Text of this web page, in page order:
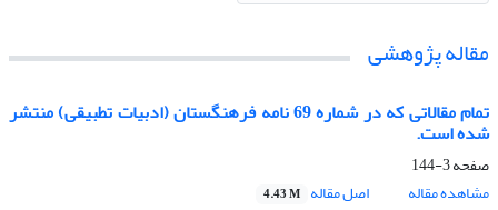
مقاله پژوهشی
تمام مقالاتی که در شماره 69 نامه فرهنگستان (ادبیات تطبیقی) منتشر
شده است.
صفحه3-144
مشاهده مقاله
اصل مقاله 4.43 M